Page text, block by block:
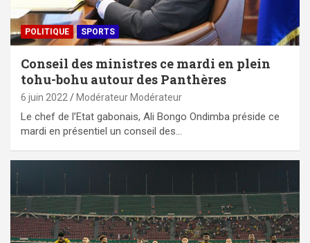
POLITIQUE SPORTS
Conseil des ministres ce mardi en plein
tohu-bohu autour des Panthères
6 juin 2022 Modérateur Modérateur
Le chef de l’Etat gabonais, Ali Bongo Ondimba préside ce
mardi en présentiel un conseil des…